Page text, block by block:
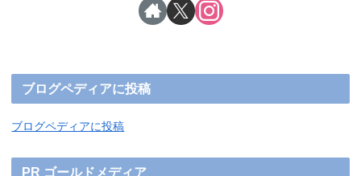
ブログペディアに投稿
ブログペディアに投稿
PR ゴールドメディア